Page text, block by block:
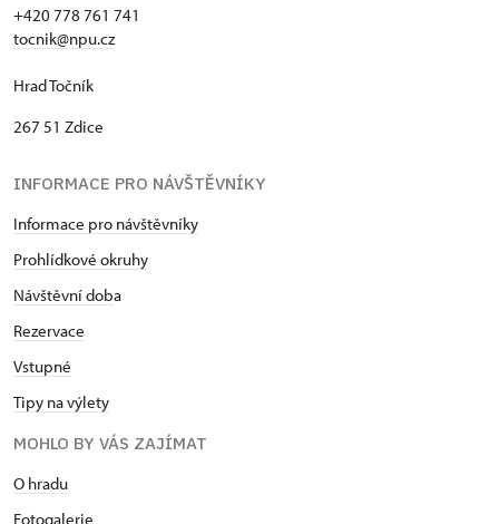
+420 778 761 741
tocnik@npu.cz
Hrad Točník
267 51 Zdice
INFORMACE PRO NÁVŠTĚVNÍKY
Informace pro návštěvníky
Prohlídkové okruhy
Návštěvní doba
Rezervace
Vstupné
Tipy na výlety
MOHLO BY VÁS ZAJÍMAT
O hradu
Fotogalerie